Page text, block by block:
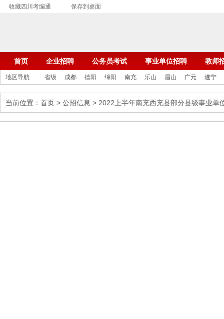
收藏四川考编通 保存到桌面
首页 企业招聘 公务员考试 事业单位招聘 教师
地区导航 省级 成都 德阳 绵阳 南充 乐山 眉山 广元 遂宁
当前位置： 首页 > 公招信息 > 2022上半年南充西充县部分县级事业单